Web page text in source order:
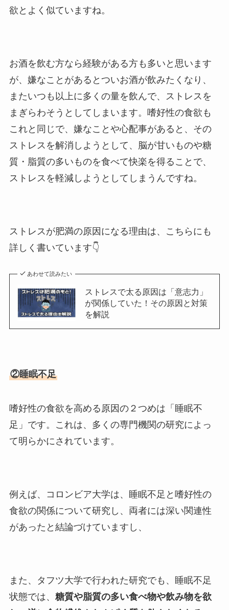
欲とよく似ていますね。
お酒を飲む方なら経験がある方も多いと思います
が、嫌なことがあるとついお酒が飲みたくなり、
またいつも以上に多くの量を飲んで、ストレスを
まぎらわそうとしてしまいます。嗜好性の食欲も
これと同じで、嫌なことや心配事があると、その
ストレスを解消しようとして、脳が甘いものや糖
質・脂質の多いものを食べて快楽を得ることで、
ストレスを軽減しようとしてしまうんですね。
ストレスが肥満の原因になる理由は、こちらにも
詳しく書いています👇
あわせて読みたい
ストレスで太る原因は「意志力」
が関係していた！その原因と対策
を解説
②睡眠不足
嗜好性の食欲を高める原因の２つめは「睡眠不
足」です。これは、多くの専門機関の研究によっ
て明らかにされています。
例えば、コロンビア大学は、睡眠不足と嗜好性の
食欲の関係について研究し、両者には深い関連性
があったと結論づけていますし、
また、タフツ大学で行われた研究でも、睡眠不足
状態では、 糖質や脂質の多い食べ物や飲み物を欲